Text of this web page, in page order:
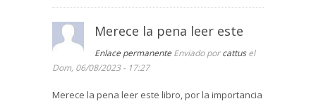
únicas. Lo recomiendo vivamente porque se
aprende mucho de la vida de un santo, seguida
en los detalles del día a día.
Merece la pena leer este
Enlace permanente Enviado porcattusel
Dom, 06/08/2023 - 17:27
Merece la pena leer este libro, por la importancia